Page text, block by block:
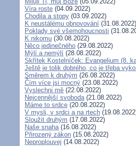
Víra roste (04.09.2022)
Chodila a stopy (03.09.2022)
K neustálému obnovování (31.08.2022)
Poklady své všemohoucnosti
K nikomu (30.08.2022)
Něco jedinečného (29.08.2022)
Mýlí a nemýlí (28.08.2022)
Skřítek Kostelníček: Evangelium (8.
Ještě je tolik dobrého, co je třeba
Směrem k druhým (26.08.2022)
Čím více jsi mocný (23.08.2022)
Vyslechni mě (22.08.2022)
Nejcennější svoboda(21.08.2022)
Máme to srdce (20.08.2022)
V mysli, v srdci a na rtech
Sloužit druhým (17.08.2022)
Naše snaha(16.08.2022)
Přirozený zákon (15.08.2022)
Neproplouvej (14.08.2022)